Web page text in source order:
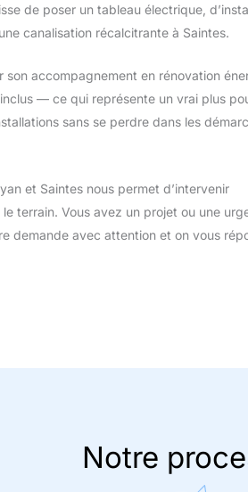
de poser un tableau électrique,
canalisation récalcitrante à Saintes.
son accompagnement en rénovation
— ce qui représente un vrai plus
sans se perdre dans les
et Saintes nous permet d’intervenir
terrain. Vous avez un projet ou une
demande avec attention et on vous
Notre